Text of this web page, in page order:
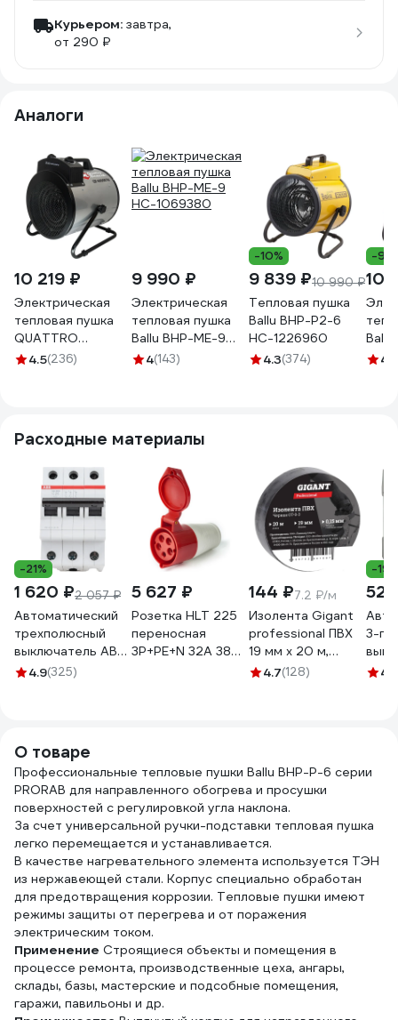
Курьером: завтра,
от 290 ₽
Аналоги
10 219 ₽
Электрическая
тепловая пушка
QUATTRO
ELEMENTI 649-271
4.5(236)
9 990 ₽
Электрическая
тепловая пушка
Ballu BHP-ME-9
НС-1069380
4(143)
-10%
9 839 ₽10 990 ₽
Тепловая пушка
Ballu BHP-P2-6
НС-1226960
4.3(374)
-9%
10
НС-4.3
Расходные материалы
-21%
1 620 ₽2 057 ₽
Автоматический
трехполюсный
выключатель ABB
c 25а 6ка sh203
4.9(325)
5 627 ₽
Розетка HLT 225
переносная
3Р+РЕ+N 32А 380В
144 ₽7.2 ₽/м
Изолента Gigant
professional ПВХ
19 мм х 20 м,
черная GT-0-3
4.7(128)
-
3-
4.7
О товаре
Профессиональные тепловые пушки Ballu BHP-P-6 серии
PRORAB для направленного обогрева и просушки
поверхностей с регулировкой угла наклона.
За счет универсальной ручки-подставки тепловая пушка
легко перемещается и устанавливается.
В качестве нагревательного элемента используется ТЭН
из нержавеющей стали. Корпус специально обработан
для предотвращения коррозии. Тепловые пушки имеют
режимы защиты от перегрева и от поражения
электрическим током.
Применение Строящиеся объекты и помещения в
процессе ремонта, производственные цеха, ангары,
склады, базы, мастерские и подсобные помещения,
гаражи, павильоны и др.